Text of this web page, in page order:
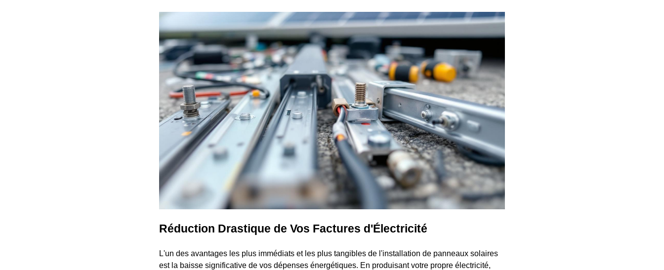
Réduction Drastique de Vos Factures d'Électricité
L'un des avantages les plus immédiats et les plus tangibles de l'installation de panneaux solaires
est la baisse significative de vos dépenses énergétiques. En produisant votre propre électricité,